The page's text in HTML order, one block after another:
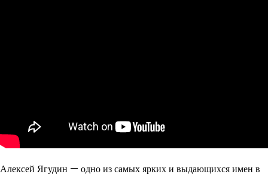
Алексей Ягудин — одно из самых ярких и выдающихся имен в